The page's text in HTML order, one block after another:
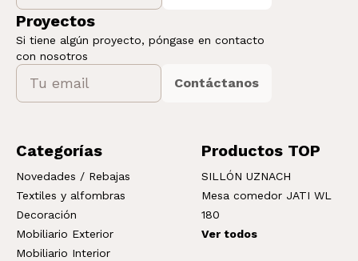
Proyectos
Si tiene algún proyecto, póngase en contacto
con nosotros
Contáctanos
Categorías
Novedades / Rebajas
Textiles y alfombras
Decoración
Mobiliario Exterior
Mobiliario Interior
Productos TOP
SILLÓN UZNACH
Mesa comedor JATI WL
180
Ver todos